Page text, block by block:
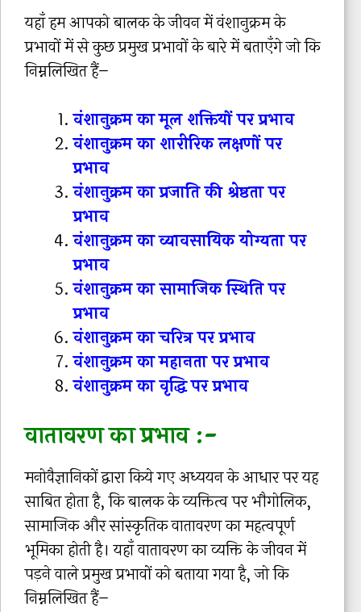
यहाँ हम आपको बालक के जीवन में वंशानुक्रम के
प्रभावों में से कुछ प्रमुख प्रभावों के बारे में बताएँगे जो कि
निम्नलिखित हैं–
वंशानुक्रम का मूल शक्तियों पर प्रभाव
वंशानुक्रम का शारीरिक लक्षणों पर
प्रभाव
वंशानुक्रम का प्रजाति की श्रेष्ठता पर
प्रभाव
वंशानुक्रम का व्यावसायिक योग्यता पर
प्रभाव
वंशानुक्रम का सामाजिक स्थिति पर
प्रभाव
वंशानुक्रम का चरित्र पर प्रभाव
वंशानुक्रम का महानता पर प्रभाव
वंशानुक्रम का वृद्धि पर प्रभाव
वातावरण का प्रभाव :-
मनोवैज्ञानिकों द्वारा किये गए अध्ययन के आधार पर यह
साबित होता है, कि बालक के व्यक्तित्व पर भौगोलिक,
सामाजिक और सांस्कृतिक वातावरण का महत्वपूर्ण
भूमिका होती है। यहाँ वातावरण का व्यक्ति के जीवन में
पड़ने वाले प्रमुख प्रभावों को बताया गया है, जो कि
निम्नलिखित हैं–